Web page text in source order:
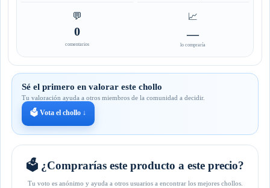
💬
0
comentarios
📈
—
lo compraría
Sé el primero en valorar este chollo
Tu valoración ayuda a otros miembros de la comunidad a decidir.
🗳️ Vota el chollo ↓
🗳️ ¿Comprarías este producto a este precio?
Tu voto es anónimo y ayuda a otros usuarios a encontrar los mejores chollos.